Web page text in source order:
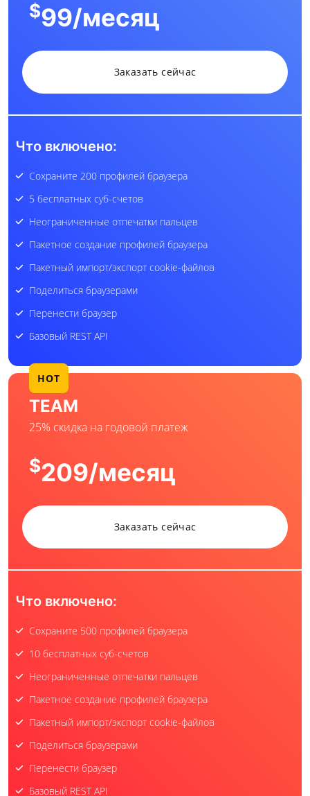
$99/месяц
Заказать сейчас
Что включено:
Сохраните 200 профилей браузера
5 бесплатных суб-счетов
Неограниченные отпечатки пальцев
Пакетное создание профилей браузера
Пакетный импорт/экспорт cookie-файлов
Поделиться браузерами
Перенести браузер
Базовый REST API
HOT
TEAM
25% скидка на годовой платеж
$209/месяц
Заказать сейчас
Что включено:
Сохраните 500 профилей браузера
10 бесплатных суб-счетов
Неограниченные отпечатки пальцев
Пакетное создание профилей браузера
Пакетный импорт/экспорт cookie-файлов
Поделиться браузерами
Перенести браузер
Базовый REST API